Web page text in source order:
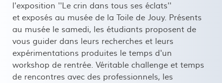
l'exposition ''Le crin dans tous ses éclats''
et exposés au musée de la Toile de Jouy. Présents
au musée le samedi, les étudiants proposent de
vous guider dans leurs recherches et leurs
expérimentations produites le temps d'un
workshop de rentrée. Véritable challenge et temps
de rencontres avec des professionnels, les